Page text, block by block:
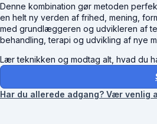
Denne kombination gør metoden
en helt ny verden af frihed, mening,
med grundlæggeren og udvikleren af
behandling, terapi og udvikling af nye
Lær teknikken og modtag alt, hvad du
Har du allerede adgang? Vær venlig